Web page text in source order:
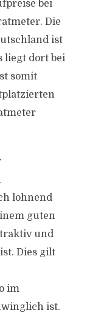
bei
Die
ist
liegt dort bei
somit
lohnend
guten
und
Dies gilt
im
ist.